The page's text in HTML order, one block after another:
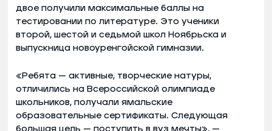
двое получили максимальные баллы на
тестировании по литературе. Это ученики
второй, шестой и седьмой школ Ноябрьска и
выпускница новоуренгойской гимназии.
«Ребята — активные, творческие натуры,
отличились на Всероссийской олимпиаде
школьников, получали ямальские
образовательные сертификаты. Следующая
большая цель — поступить в вуз мечты», —